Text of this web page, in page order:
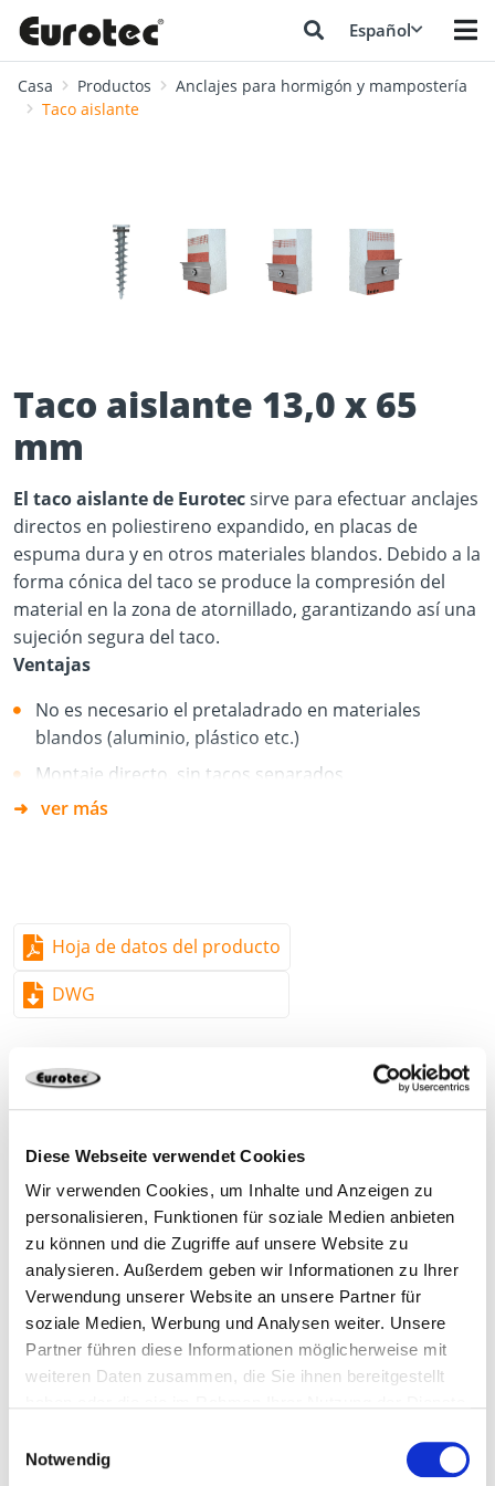
Diese Webseite verwendet Cookies
Wir verwenden Cookies, um Inhalte und Anzeigen zu
personalisieren, Funktionen für soziale Medien anbieten
zu können und die Zugriffe auf unsere Website zu
analysieren. Außerdem geben wir Informationen zu Ihrer
Verwendung unserer Website an unsere Partner für
soziale Medien, Werbung und Analysen weiter. Unsere
Partner führen diese Informationen möglicherweise mit
weiteren Daten zusammen, die Sie ihnen bereitgestellt
Notwendig
Español
Casa Productos
Anclajes para hormigón y mampostería
Taco aislante
Taco aislante 13,0 x 65
mm
El taco aislante de Eurotecsirve para efectuar anclajes
directos en poliestireno expandido, en placas de
espuma dura y en otros materiales blandos. Debido a la
forma cónica del taco se produce la compresión del
material en la zona de atornillado, garantizando así una
sujeción segura del taco.
Ventajas
No es necesario el pretaladrado en materiales
blandos (aluminio, plástico etc.)
Montaje directo, sin tacos separados
Incluye una arandela de estanqueidad
Material
Fundición inyectada de cinc
ver más
Hoja de datos del producto
DWG
200036 En bruto 13,0 x 65 mm
65 mm 2.47 mm
TX 30 100 Pieza 4251314721730